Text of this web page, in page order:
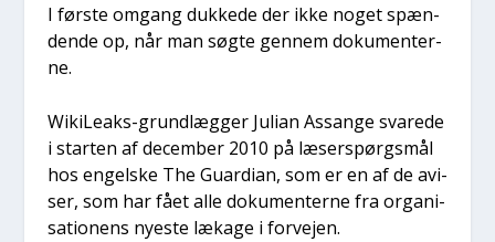
I før­ste omgang duk­ke­de der ikke noget spæn­
den­de op, når man søg­te gen­nem doku­men­ter­
ne.
WikiLe­aks-grund­læg­ger Juli­an Assan­ge sva­re­de
i star­ten af decem­ber 2010 på læser­spørgs­mål
hos engel­ske The Guar­di­an, som er en af de avi­
ser, som har fået alle doku­men­ter­ne fra orga­ni­
sa­tio­nens nye­ste læka­ge i for­vej­en.